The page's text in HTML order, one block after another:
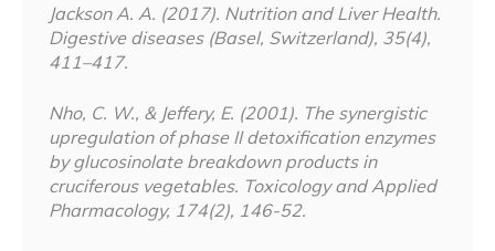
Jackson A. A. (2017). Nutrition and Liver Health.
Digestive diseases (Basel, Switzerland), 35(4),
411–417.
Nho, C. W., & Jeffery, E. (2001). The synergistic
upregulation of phase II detoxification enzymes
by glucosinolate breakdown products in
cruciferous vegetables. Toxicology and Applied
Pharmacology, 174(2), 146-52.